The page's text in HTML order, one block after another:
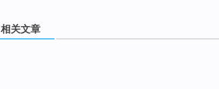
相关文章